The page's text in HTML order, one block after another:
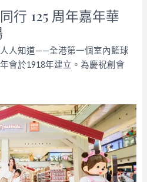
行 125 周年嘉年華
人知道——全港第一個室內籃球
會於1918年建立。為慶祝創會